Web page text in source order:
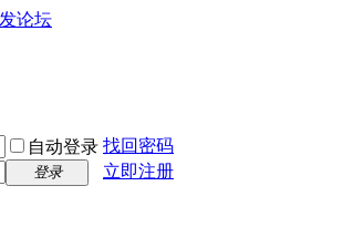
论坛
自动登录 找回密码
登录
立即注册